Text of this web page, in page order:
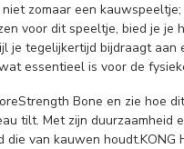
zomaar een
voor dit speeltje, bied je je
je tegelijkertijd bijdraagt aan
essentieel is voor de
Bone en zie hoe
tilt. Met zijn
van kauwen houdt.KONG